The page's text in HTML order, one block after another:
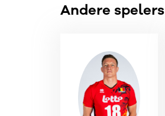
Andere spelers